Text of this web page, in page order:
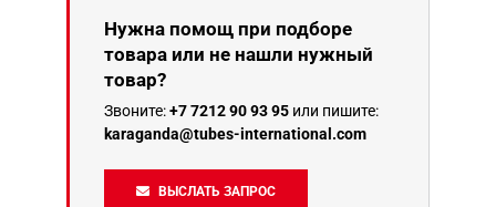
Нужна помощ при подборе
товара или не нашли нужный
товар?
Звоните:+7 7212 90 93 95 или пишите:
karaganda@tubes-international.com
ВЫСЛАТЬ ЗАПРОС